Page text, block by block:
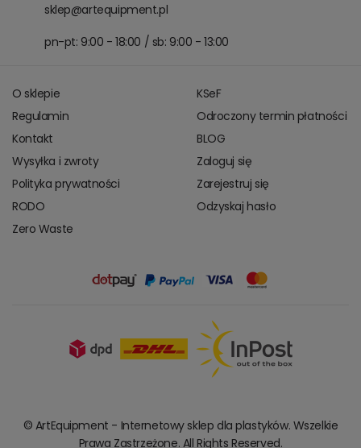
sklep@artequipment.pl
pn-pt: 9:00 - 18:00 / sb: 9:00 - 13:00
O sklepie
Regulamin
Kontakt
Wysyłka i zwroty
Polityka prywatności
RODO
Zero Waste
KSeF
Odroczony termin płatności
BLOG
Zaloguj się
Zarejestruj się
Odzyskaj hasło
© ArtEquipment - Internetowy sklep dla plastyków. Wszelkie
Prawa Zastrzeżone. All Rights Reserved.